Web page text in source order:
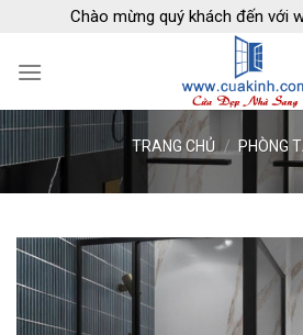
content
Chào mừng quý khách đến với
TRANG CHỦ / PHÒNG